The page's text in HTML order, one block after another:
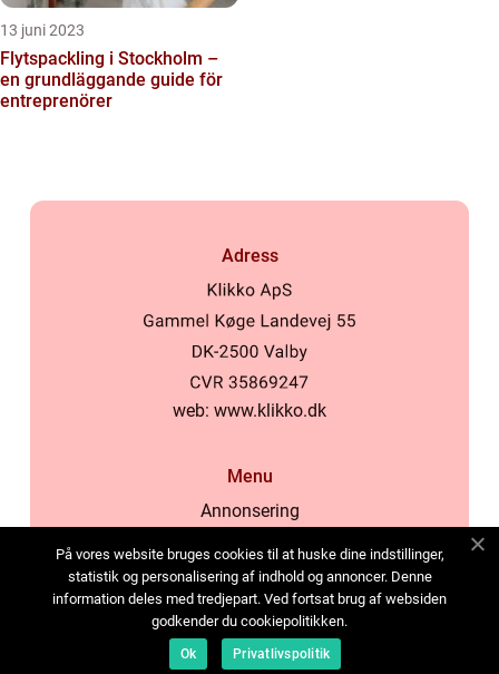
13 juni 2023
Flytspackling i Stockholm –
en grundläggande guide för
entreprenörer
Adress
web: www.klikko.dk
Menu
Annonsering
Cookies
Kontakta oss
Sitemap
På vores website bruges cookies til at huske dine indstillinger,
statistik og personalisering af indhold og annoncer. Denne
information deles med tredjepart. Ved fortsat brug af websiden
godkender du cookiepolitikken.
Ok Privatlivspolitik